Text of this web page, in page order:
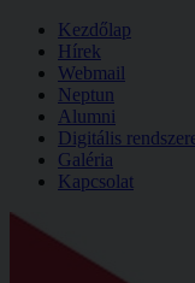
Kezdőlap
Hírek
Webmail
Neptun
Alumni
Digitális
Galéria
Kapcsolat